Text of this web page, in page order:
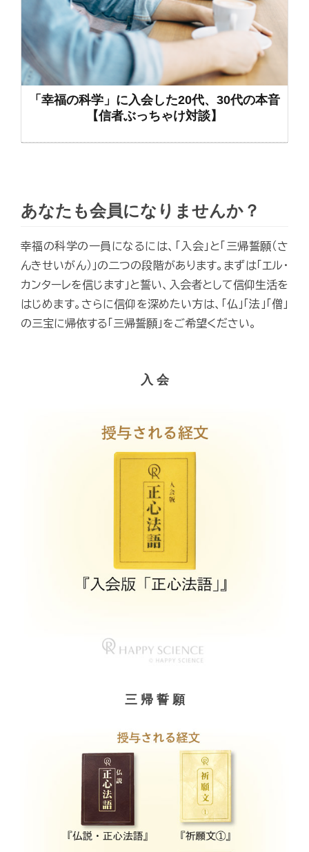
「幸福の科学」に入会した20代、30代の本音
【信者ぶっちゃけ対談】
あなたも会員になりませんか？
幸福の科学の一員になるには、「入会」と「三帰誓願（さ
んきせいがん）」の二つの段階があります。まずは「エル・
カンターレを信じます」と誓い、入会者として信仰生活を
はじめます。さらに信仰を深めたい方は、「仏」「法」「僧」
の三宝に帰依する「三帰誓願」をご希望ください。
入 会
三 帰 誓 願